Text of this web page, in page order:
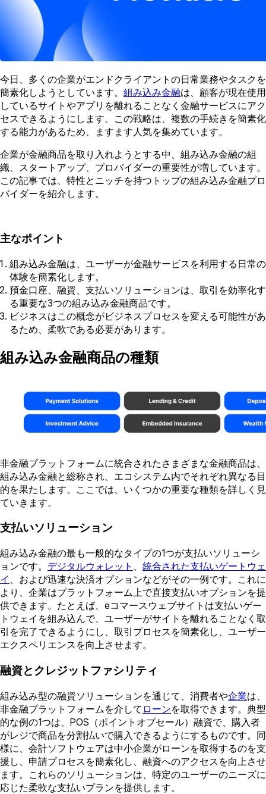
今日、多くの企業がエンドクライアントの日常業務やタスクを
簡素化しようとしています。 組み込み金融は、顧客が現在使用
しているサイトやアプリを離れることなく金融サービスにアク
セスできるようにします。この戦略は、複数の手続きを簡素化
する能力があるため、ますます人気を集めています。
企業が金融商品を取り入れようとする中、組み込み金融の組
織、スタートアップ、プロバイダーの重要性が増しています。
この記事では、特性とニッチを持つトップの組み込み金融プロ
バイダーを紹介します。
主なポイント
組み込み金融は、ユーザーが金融サービスを利用する日常の
体験を簡素化します。
預金口座、融資、支払いソリューションは、取引を効率化す
る重要な3つの組み込み金融商品です。
ビジネスはこの概念がビジネスプロセスを変える可能性があ
るため、柔軟である必要があります。
組み込み金融商品の種類
非金融プラットフォームに統合されたさまざまな金融商品は、
組み込み金融と総称され、エコシステム内でそれぞれ異なる目
的を果たします。ここでは、いくつかの重要な種類を詳しく見
ていきます。
支払いソリューション
組み込み金融の最も一般的なタイプの1つが支払いソリューシ
ョンです。 デジタルウォレット 、 統合された支払いゲートウェ
イ 、および迅速な決済オプションなどがその一例です。これに
より、企業はプラットフォーム上で直接支払いオプションを提
供できます。たとえば、eコマースウェブサイトは支払いゲー
トウェイを組み込んで、ユーザーがサイトを離れることなく取
引を完了できるようにし、取引プロセスを簡素化し、ユーザー
エクスペリエンスを向上させます。
融資とクレジットファシリティ
組み込み型の融資ソリューションを通じて、消費者や企業は、
非金融プラットフォームを介して ローンを取得できます。典型
的な例の1つは、POS（ポイントオブセール）融資で、購入者
がレジで商品を分割払いで購入できるようにするものです。同
様に、会計ソフトウェアは中小企業がローンを取得するのを支
援し、申請プロセスを簡素化し、融資へのアクセスを向上させ
ます。これらのソリューションは、特定のユーザーのニーズに
応じた柔軟な支払いプランを提供します。